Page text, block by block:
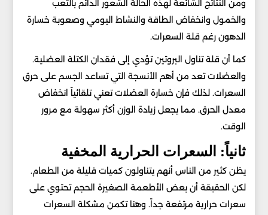
ومن النتائج الشائعة لهذه الحالة الشعور الدائم بالتعب
والخمول وانخفاض الطاقة والنشاط اليومي وصعوبة خسارة
الدهون رغم قلة السعرات.
كما أن قلة تناول البروتين تؤدي إلى فقدان الكتلة العضلية.
والعضلات تعد من أهم الأنسجة التي تساعد الجسم على حرق
السعرات. لذلك فإن خسارة العضلات تعني تلقائياً انخفاض
معدل الحرق. مما يجعل زيادة الوزن أكثر سهولة مع مرور
الوقت.
ثانياً: السعرات الحرارية المخفية
يظن كثير من الناس أنهم يتناولون كميات قليلة من الطعام.
لكن الحقيقة أن بعض الأطعمة الصغيرة الحجم تحتوي على
سعرات حرارية مرتفعة جداً. وهنا تكمن مشكلة السعرات